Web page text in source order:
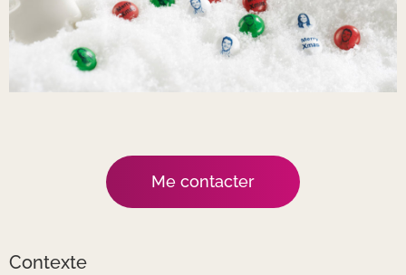
Me contacter
Contexte